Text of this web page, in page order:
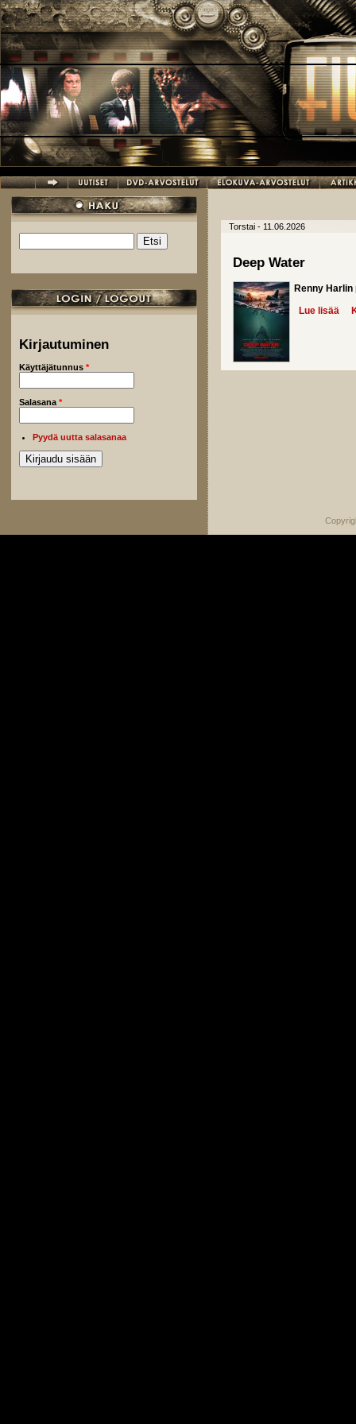
Hyppää pääsisältöön
Hakulomake
Kirjautuminen
Käyttäjätunnus *
Salasana *
Pyydä uutta salasanaa
Torstai - 11.06.2026
Deep Water
Renny Harlin
Lue lisää